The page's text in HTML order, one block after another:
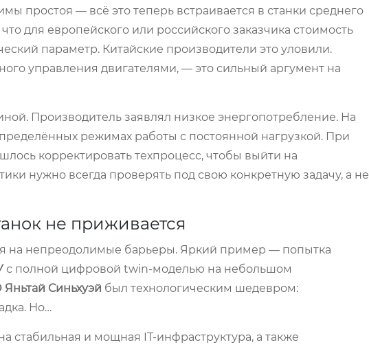
простоя — всё это теперь встраивается в станки среднего
для европейского или российского заказчика стоимость
параметр. Китайские производители это уловили.
управления двигателями, — это сильный аргумент на
Производитель заявлял низкое энергопотребление. На
режимах работы с постоянной нагрузкой. При
корректировать техпроцесс, чтобы выйти на
нужно всегда проверять под свою конкретную задачу, а не
не приживается
на непреодолимые барьеры. Яркий пример — попытка
с полной цифровой twin-моделью на небольшом
Синьхуэй был технологическим шедевром:
Но…
стабильная и мощная IT-инфраструктура, а также